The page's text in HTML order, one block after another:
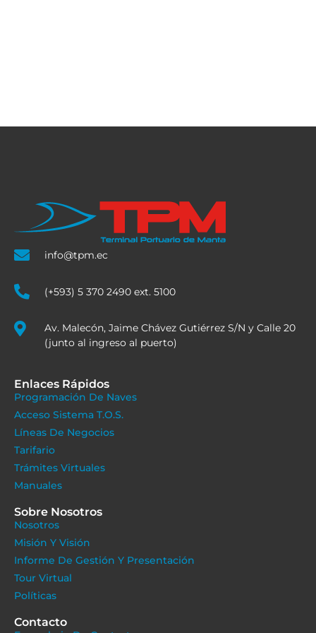
info@tpm.ec
(+593) 5 370 2490 ext. 5100
Av. Malecón, Jaime Chávez Gutiérrez S/N y Calle 20
(junto al ingreso al puerto)
Enlaces Rápidos
Programación De Naves
Acceso Sistema T.O.S.
Líneas De Negocios
Tarifario
Trámites Virtuales
Manuales
Sobre Nosotros
Nosotros
Misión Y Visión
Informe De Gestión Y Presentación
Tour Virtual
Políticas
Contacto